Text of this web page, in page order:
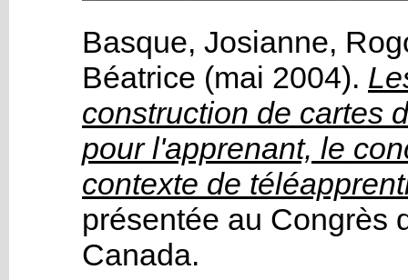
Basque, Josianne,
Béatrice (mai 2004).
construction de cartes
pour l'apprenant, le
contexte de
présentée au Congrès
Canada.